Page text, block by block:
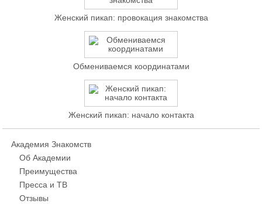
Женский пикап: провокация знакомства
Обмениваемся координатами
Женский пикап: начало контакта
Академия Знакомств
Об Академии
Преимущества
Пресса и ТВ
Отзывы